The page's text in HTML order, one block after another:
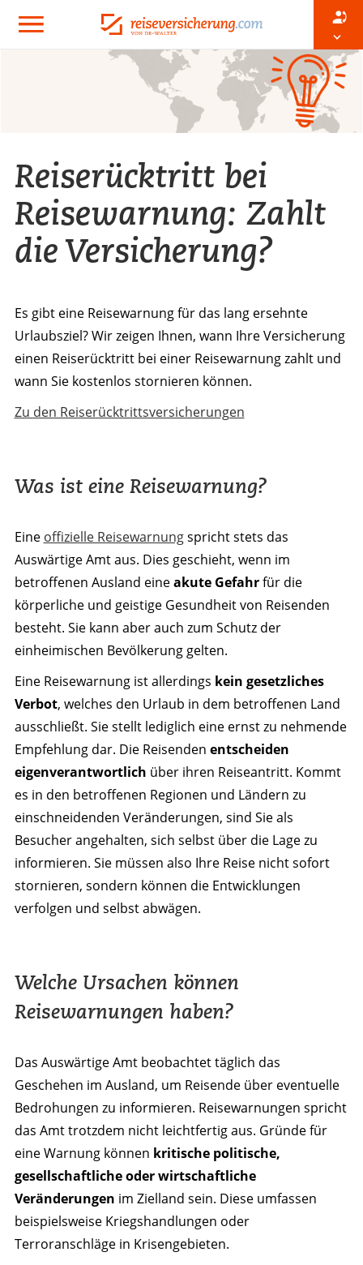
Reiserücktritt bei
Reisewarnung: Zahlt
die Versicherung?
Es gibt eine Reisewarnung für das lang ersehnte
Urlaubsziel? Wir zeigen Ihnen, wann Ihre Versicherung
einen Reiserücktritt bei einer Reisewarnung zahlt und
wann Sie kostenlos stornieren können.
Zu den Reiserücktrittsversicherungen
Was ist eine Reisewarnung?
Eine offizielle Reisewarnungspricht stets das
Auswärtige Amt aus. Dies geschieht, wenn im
betroffenen Ausland eineakute Gefahrfür die
körperliche und geistige Gesundheit von Reisenden
besteht. Sie kann aber auch zum Schutz der
einheimischen Bevölkerung gelten.
Eine Reisewarnung ist allerdings kein gesetzliches
Verbot, welches den Urlaub in dem betroffenen Land
ausschließt. Sie stellt lediglich eine ernst zu nehmende
Empfehlung dar. Die Reisenden entscheiden
eigenverantwortlich über ihren Reiseantritt. Kommt
es in den betroffenen Regionen und Ländern zu
einschneidenden Veränderungen, sind Sie als
Besucher angehalten, sich selbst über die Lage zu
informieren. Sie müssen also Ihre Reise nicht sofort
stornieren, sondern können die Entwicklungen
verfolgen und selbst abwägen.
Welche Ursachen können
Reisewarnungen haben?
Das Auswärtige Amt beobachtet täglich das
Geschehen im Ausland, um Reisende über eventuelle
Bedrohungen zu informieren. Reisewarnungen spricht
das Amt trotzdem nicht leichtfertig aus. Gründe für
eine Warnung können kritische politische,
gesellschaftliche oder wirtschaftliche
Veränderungen im Zielland sein. Diese umfassen
beispielsweise Kriegshandlungen oder
Terroranschläge in Krisengebieten.